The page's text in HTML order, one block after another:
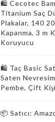
🛍️ Cecotec
Titanium Saç
Plakalar, 140
Kapanma, 3 m
Koruyucu
🛍️ Taç Basic
Saten
Pembe, Çift
📦 Satıcı: